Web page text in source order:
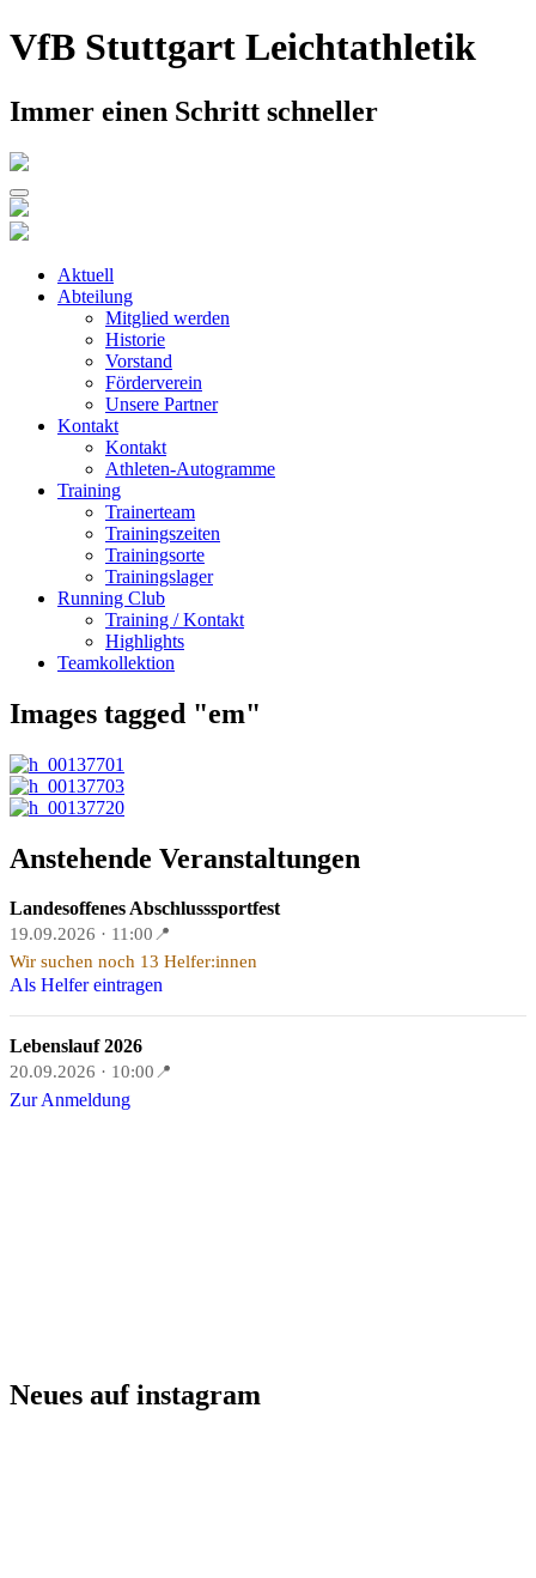
Skip
to
VfB Stuttgart Leichtathletik
Immer einen Schritt schneller
Aktuell
Abteilung
Mitglied werden
Historie
Vorstand
Förderverein
Unsere Partner
Kontakt
Kontakt
Athleten-Autogramme
Training
Trainerteam
Trainingszeiten
Trainingsorte
Trainingslager
Running Club
Training / Kontakt
Highlights
Teamkollektion
Images tagged "em"
Anstehende Veranstaltungen
Landesoffenes Abschlusssportfest
19.09.2026 · 11:00 📍
Wir suchen noch 13 Helfer:innen
Als Helfer eintragen
Lebenslauf 2026
20.09.2026 · 10:00 📍
Zur Anmeldung
Neues auf instagram